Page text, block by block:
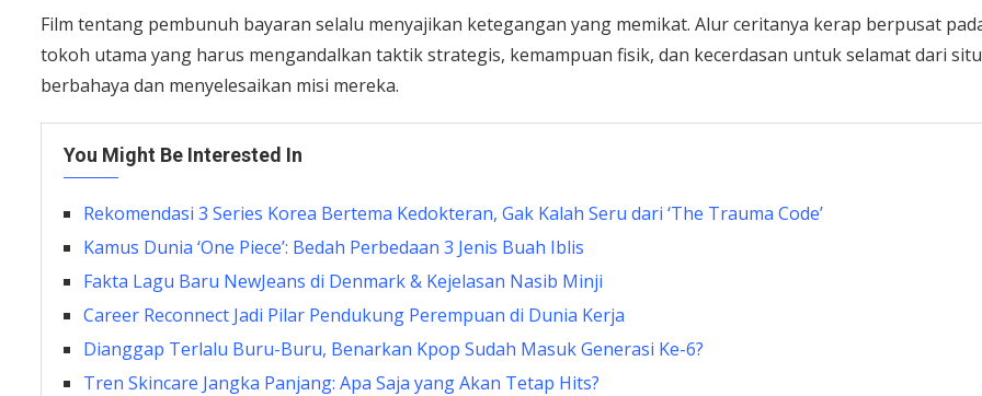
Film tentang pembunuh bayaran selalu menyajikan ketegangan yang memikat. Alur ceritanya kerap berpusat
tokoh utama yang harus mengandalkan taktik strategis, kemampuan fisik, dan kecerdasan untuk selamat dari
berbahaya dan menyelesaikan misi mereka.
You Might Be Interested In
Rekomendasi 3 Series Korea Bertema Kedokteran, Gak Kalah Seru dari ‘The Trauma Code’
Kamus Dunia ‘One Piece’: Bedah Perbedaan 3 Jenis Buah Iblis
Fakta Lagu Baru NewJeans di Denmark & Kejelasan Nasib Minji
Career Reconnect Jadi Pilar Pendukung Perempuan di Dunia Kerja
Dianggap Terlalu Buru-Buru, Benarkan Kpop Sudah Masuk Generasi Ke-6?
Tren Skincare Jangka Panjang: Apa Saja yang Akan Tetap Hits?